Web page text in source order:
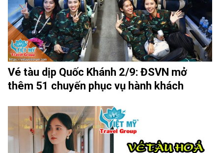
Vé tàu dịp Quốc Khánh 2/9: ĐSVN mở
thêm 51 chuyến phục vụ hành khách